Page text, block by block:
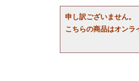
申し訳ございません。
こちらの商品はオンラ